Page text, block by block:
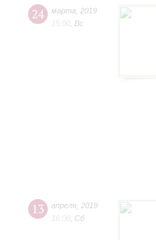
24 марта
2019
15:00 Вс
13 апреля 2019
16:00 Сб